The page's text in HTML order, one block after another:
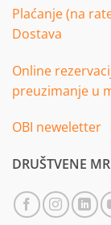
Plaćanje (na
Dostava
Online
preuzimanje u
OBI neweletter
DRUŠTVENE